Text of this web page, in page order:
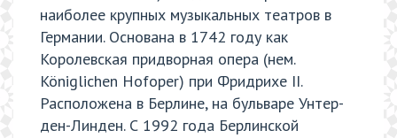
наиболее крупных музыкальных театров в
Германии. Основана в 1742 году как
Королевская придворная опера (нем.
Königlichen Hofoper) при Фридрихе II.
Расположена в Берлине, на бульваре Унтер-
ден-Линден. С 1992 года Берлинской